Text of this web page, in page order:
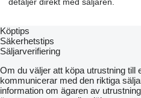
Köptips
Säkerhetstips
Säljarverifiering
Om du väljer att köpa utrustning till
kommunicerar med den riktiga
information om ägaren av